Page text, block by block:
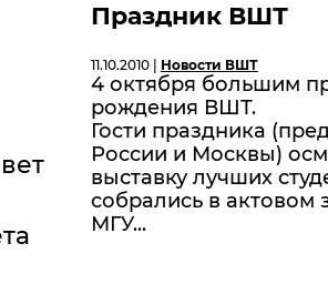
Праздник ВШТ
11.10.2010 | Новости ВШТ
4 октября большим
рождения ВШТ.
Гости праздника
России и Москвы)
выставку лучших
собрались в актовом
МГУ...